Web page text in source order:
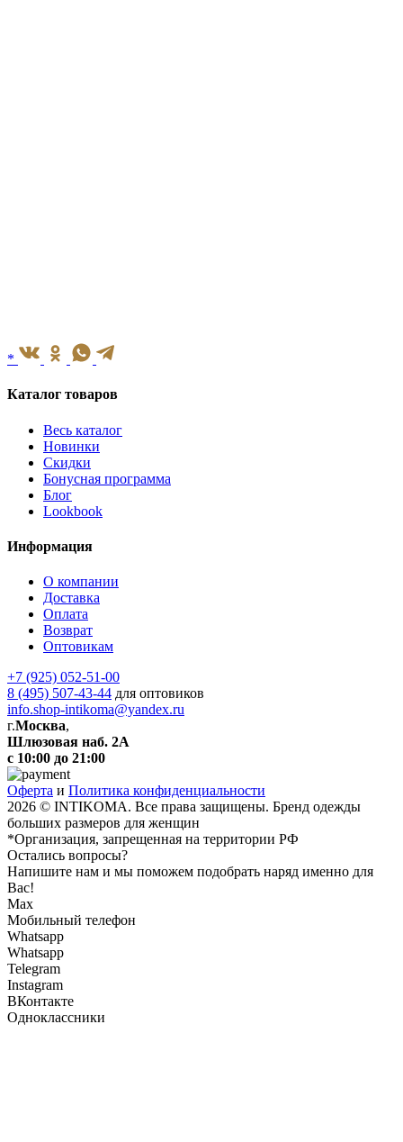
*
Каталог товаров
Весь каталог
Новинки
Скидки
Бонусная программа
Блог
Lookbook
Информация
О компании
Доставка
Оплата
Возврат
Оптовикам
+7 (925) 052-51-00
8 (495) 507-43-44 для оптовиков
info.shop-intikoma@yandex.ru
г.Москва,
Шлюзовая наб. 2А
с 10:00 до 21:00
Оферта и Политика конфиденциальности
2026 © INTIKOMA. Все права защищены. Бренд одежды
больших размеров для женщин
*Организация, запрещенная на территории РФ
Остались вопросы?
Напишите нам и мы поможем подобрать наряд именно для
Вас!
Max
Мобильный телефон
Whatsapp
Whatsapp
Telegram
Instagram
ВКонтакте
Одноклассники